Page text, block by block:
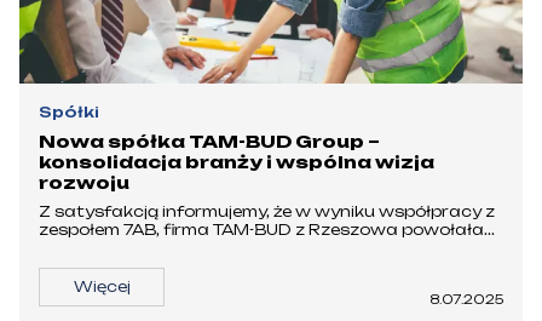
Spółki
Nowa spółka TAM-BUD Group –
konsolidacja branży i wspólna wizja
rozwoju
Z satysfakcją informujemy, że w wyniku współpracy z
zespołem 7AB, firma TAM-BUD z Rzeszowa powołała...
Więcej
8.07.2025